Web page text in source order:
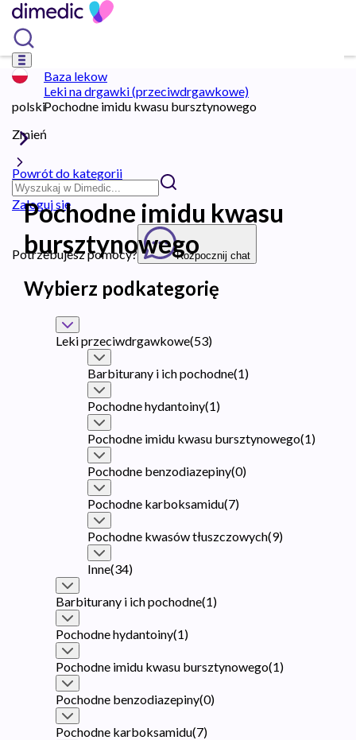
polski
Zmień
Zaloguj się
Potrzebujesz pomocy? Rozpocznij chat
Baza lekow
Leki na drgawki (przeciwdrgawkowe)
Pochodne imidu kwasu bursztynowego
Powrót do kategorii
Pochodne imidu kwasu
bursztynowego
Wybierz podkategorię
Leki przeciwdrgawkowe(53)
Barbiturany i ich pochodne(1)
Pochodne hydantoiny(1)
Pochodne imidu kwasu bursztynowego(1)
Pochodne benzodiazepiny(0)
Pochodne karboksamidu(7)
Pochodne kwasów tłuszczowych(9)
Inne(34)
Barbiturany i ich pochodne(1)
Pochodne hydantoiny(1)
Pochodne imidu kwasu bursztynowego(1)
Pochodne benzodiazepiny(0)
Pochodne karboksamidu(7)